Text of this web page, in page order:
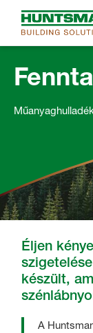
Éljen
készült,
A